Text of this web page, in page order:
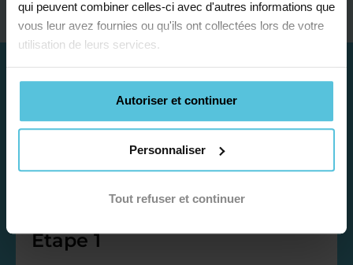
qui peuvent combiner celles-ci avec d'autres informations que
vous leur avez fournies ou qu'ils ont collectées lors de votre
utilisation de leurs services.
Autoriser et continuer
Personnaliser
Tout refuser et continuer
Étape 1